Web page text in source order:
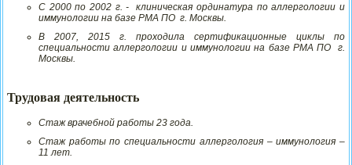
С 2000 по 2002 г. - клиническая ординатура по аллергологии и
иммунологии на базе РМА ПО г. Москвы.
В 2007, 2015 г. проходила сертификационные циклы по
специальности аллергологии и иммунологии на базе РМА ПО г.
Москвы.
Трудовая деятельность
Стаж врачебной работы 23 года.
Стаж работы по специальности аллергология – иммунология –
11 лет.